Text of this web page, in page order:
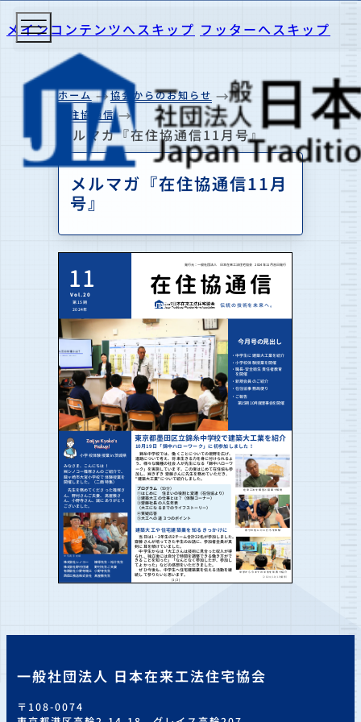
メインコンテンツへスキップ フッターへスキップ
ホーム
協会からのお知らせ
在住協通信
メルマガ『在住協通信11月号』
メルマガ『在住協通信11月
号』
一般社団法人 日本在来工法住宅協会
〒108-0074